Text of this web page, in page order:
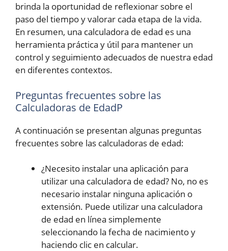
brinda la oportunidad de reflexionar sobre el
paso del tiempo y valorar cada etapa de la vida.
En resumen, una calculadora de edad es una
herramienta práctica y útil para mantener un
control y seguimiento adecuados de nuestra edad
en diferentes contextos.
Preguntas frecuentes sobre las
Calculadoras de EdadP
A continuación se presentan algunas preguntas
frecuentes sobre las calculadoras de edad:
¿Necesito instalar una aplicación para
utilizar una calculadora de edad? No, no es
necesario instalar ninguna aplicación o
extensión. Puede utilizar una calculadora
de edad en línea simplemente
seleccionando la fecha de nacimiento y
haciendo clic en calcular.